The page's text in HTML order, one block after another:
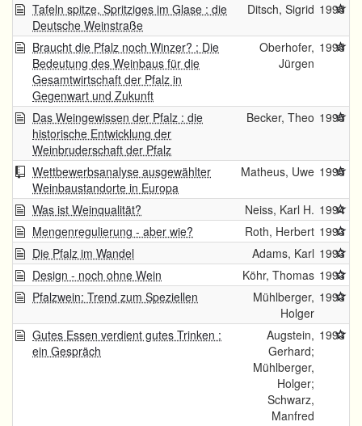
Tafeln spitze, Spritziges im Glase : die
Deutsche Weinstraße
Ditsch, Sigrid 1995
Braucht die Pfalz noch Winzer? : Die
Bedeutung des Weinbaus für die
Gesamtwirtschaft der Pfalz in
Gegenwart und Zukunft
Oberhofer,
Jürgen
1995
Das Weingewissen der Pfalz : die
historische Entwicklung der
Weinbruderschaft der Pfalz
Becker, Theo 1995
Wettbewerbsanalyse ausgewählter
Weinbaustandorte in Europa
Matheus, Uwe 1995
Was ist Weinqualität? Neiss, Karl H. 1994
Mengenregulierung - aber wie?
Roth, Herbert 1993
Die Pfalz im Wandel
Adams, Karl 1993
Design - noch ohne Wein
Köhr, Thomas 1993
Pfalzwein: Trend zum Speziellen
Mühlberger,
Holger
1993
Gutes Essen verdient gutes Trinken :
ein Gespräch
Augstein,
Gerhard;
Mühlberger,
Holger;
Schwarz,
Manfred
1993